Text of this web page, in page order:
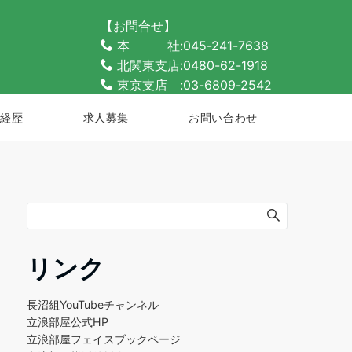
【お問合せ】
本 社:045-241-7638
北関東支店:0480-62-1918
東京支店 :03-6809-2542
歴 求人募集 お問い合わせ
リンク
長沼組YouTubeチャンネル
立浪部屋公式HP
立浪部屋フェイスブックページ